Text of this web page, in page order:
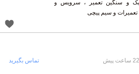
تعمیرات و سیم پیچی
22 ساعت پیش تماس بگیرید